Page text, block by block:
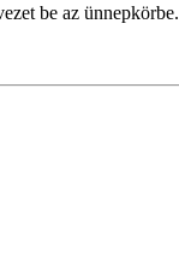
be az ünnepkörbe.